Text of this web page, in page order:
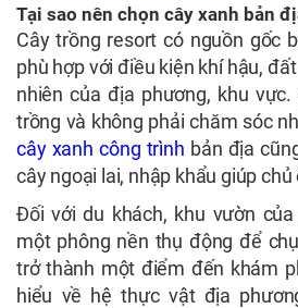
Tại sao nên chọn cây xanh bản
Cây trồng resort có nguồn gốc
phù hợp với điều kiện khí hậu,
nhiên của địa phương, khu
trồng và không phải chăm sóc
cây xanh công trình bản địa
cây ngoại lai, nhập khẩu giúp
Đối với du khách, khu vườn
một phông nền thụ động để
trở thành một điểm đến khám
hiểu về hệ thực vật địa